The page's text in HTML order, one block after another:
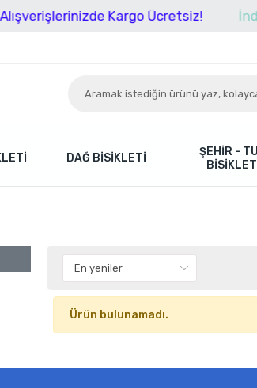
Kargo Ücretsiz!
DAĞ BISIKLETI
ŞEHIR -
Ürün bulunamadı.